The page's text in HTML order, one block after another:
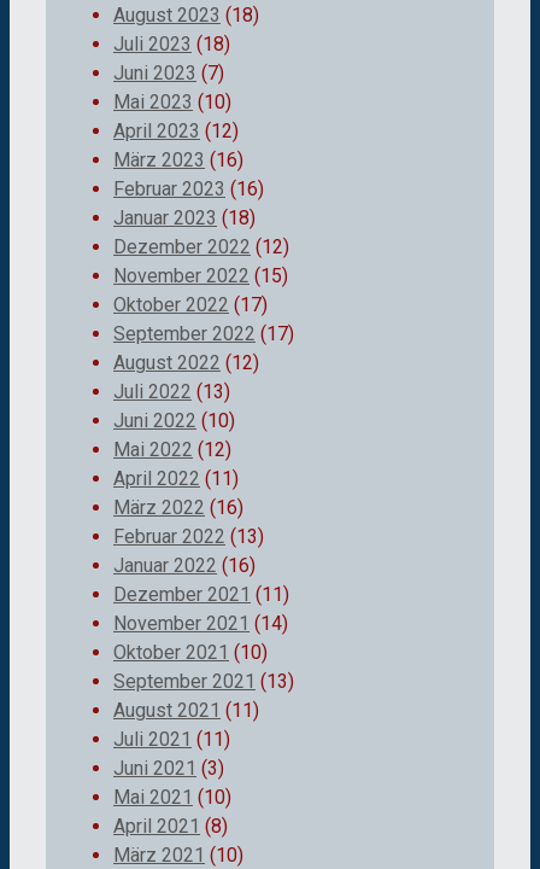
August 2023 (18)
Juli 2023 (18)
Juni 2023 (7)
Mai 2023 (10)
April 2023 (12)
März 2023 (16)
Februar 2023 (16)
Januar 2023 (18)
Dezember 2022 (12)
November 2022 (15)
Oktober 2022 (17)
September 2022 (17)
August 2022 (12)
Juli 2022 (13)
Juni 2022 (10)
Mai 2022 (12)
April 2022 (11)
März 2022 (16)
Februar 2022 (13)
Januar 2022 (16)
Dezember 2021 (11)
November 2021 (14)
Oktober 2021 (10)
September 2021 (13)
August 2021 (11)
Juli 2021 (11)
Juni 2021 (3)
Mai 2021 (10)
April 2021 (8)
März 2021 (10)